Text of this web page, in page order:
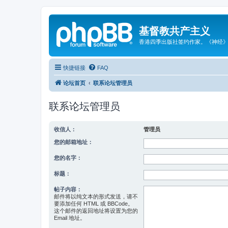
基督教共产主义
香港四季出版社签约作家。《神经
快捷链接 FAQ
论坛首页 联系论坛管理员
联系论坛管理员
收信人： 管理员
您的邮箱地址：
您的名字：
标题：
帖子内容：
邮件将以纯文本的形式发送，请不
要添加任何 HTML 或 BBCode。
这个邮件的返回地址将设置为您的
Email 地址。